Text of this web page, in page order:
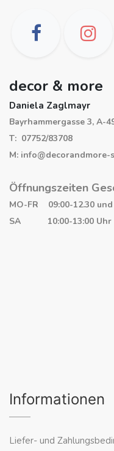
decor & more
Daniela Zaglmayr
Bayrhammergasse 3, A-
T: 07752/83708
M: info@decorandmore-
Öffnungszeiten
MO-FR 09:00-12.30 und
SA 10:00-13:00 Uhr
Informationen
Liefer- und